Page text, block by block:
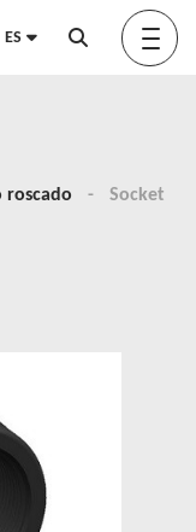
ES
roscado Socket